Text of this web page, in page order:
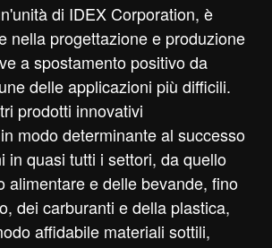
di IDEX Corporation, è
nella progettazione e produzione
a spostamento positivo da
delle applicazioni più difficili.
prodotti innovativi
modo determinante al successo
in quasi tutti i settori, da quello
alimentare e delle bevande, fino
dei carburanti e della plastica,
affidabile materiali sottili,